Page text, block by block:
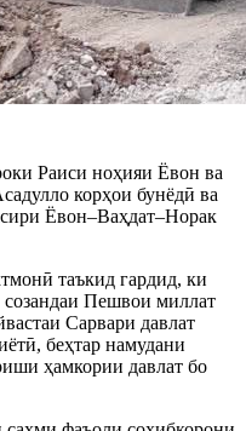
Раиси ноҳияи Ёвон ва
корҳои бунёдӣ ва
Ёвон–Ваҳдат–Норак
таъкид гардид, ки
созандаи Пешвои миллат
Сарвари давлат
беҳтар намудани
ҳамкории давлат бо